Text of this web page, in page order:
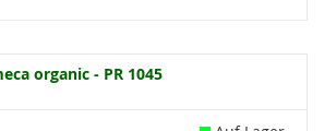
organic - PR 1045